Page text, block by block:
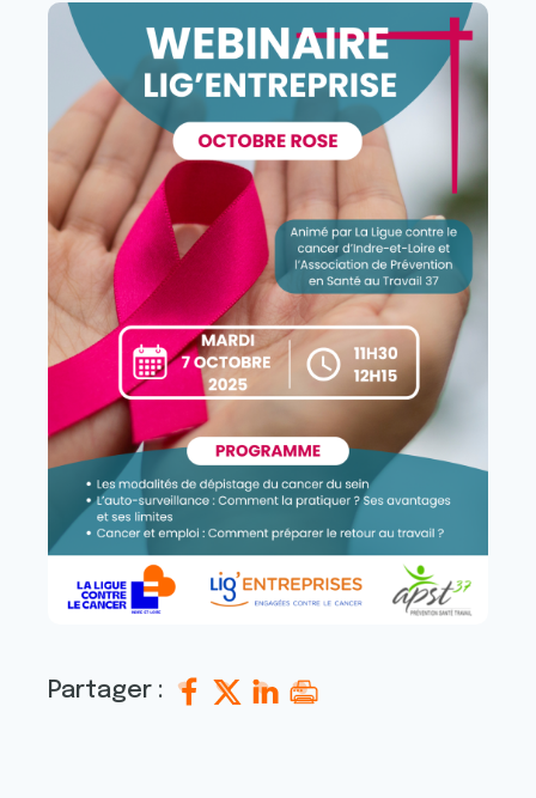
Partager :